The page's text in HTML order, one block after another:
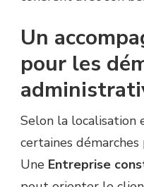
Un
pour les
Selon la
certaines
Une Entreprise